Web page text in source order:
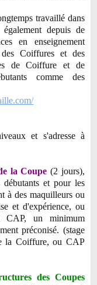
travaillé dans
depuis de
en enseignement
Coiffures et des
de Coiffure et de
comme des
et s'adresse à
la Coupe (2 jours),
débutants et pour les
à des maquilleurs ou
et d'expérience, ou
CAP, un minimum
préconisé. (stage
la Coiffure, ou CAP
des Coupes